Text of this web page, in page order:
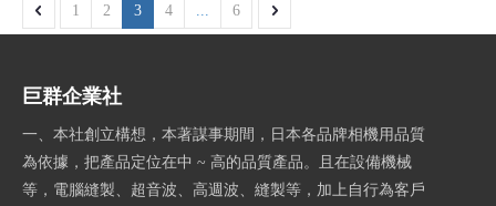
1 2 3 4 6
巨群企業社
一、本社創立構想，本著謀事期間，日本各品牌相機用品質
為依據，把產品定位在中 ~ 高的品質產品。且在設備機械
等，電腦縫製、超音波、高週波、縫製等，加上自行為客戶